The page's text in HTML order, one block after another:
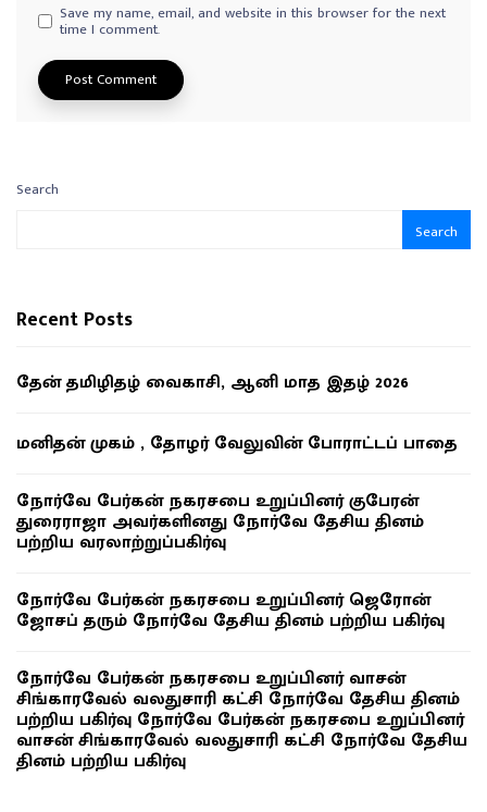
Save my name, email, and website in this browser for the next
time I comment.
Search
Search
Recent Posts
தேன் தமிழிதழ் வைகாசி, ஆனி மாத இதழ் 2026
மனிதன் முகம் , தோழர் வேலுவின் போராட்டப் பாதை
நோர்வே பேர்கன் நகரசபை உறுப்பினர் குபேரன்
துரைராஜா அவர்களினது நோர்வே தேசிய தினம்
பற்றிய வரலாற்றுப்பகிர்வு
நோர்வே பேர்கன் நகரசபை உறுப்பினர் ஜெரோன்
ஜோசப் தரும் நோர்வே தேசிய தினம் பற்றிய பகிர்வு
நோர்வே பேர்கன் நகரசபை உறுப்பினர் வாசன்
சிங்காரவேல் வலதுசாரி கட்சி நோர்வே தேசிய தினம்
பற்றிய பகிர்வு நோர்வே பேர்கன் நகரசபை உறுப்பினர்
வாசன் சிங்காரவேல் வலதுசாரி கட்சி நோர்வே தேசிய
தினம் பற்றிய பகிர்வு